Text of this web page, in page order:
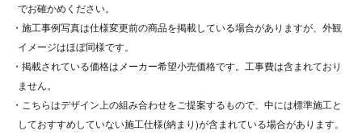
でお確かめください。
・施工事例写真は仕様変更前の商品を掲載している場合がありますが、外観
イメージはほぼ同様です。
・掲載されている価格はメーカー希望小売価格です。工事費は含まれており
ません。
・こちらはデザイン上の組み合わせをご提案するもので、中には標準施工と
しておすすめしていない施工仕様(納まり)が含まれている場合があります。